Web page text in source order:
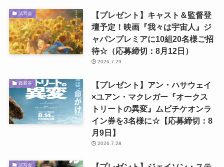
試写会
【プレゼント】キャスト＆監督登
壇予定！映画『我々は宇宙人』ジ
ャパンプレミアに10組20名様ご招
待☆（応募締切：8月12日）
2026.7.29
鑑賞券
【プレゼント】アン・ハサウェイ
×ユアン・マクレガー『オークス
トリートの異変』ムビチケオンラ
イン券を3名様に☆【応募締切：8
月9日】
2026.7.28
試写会